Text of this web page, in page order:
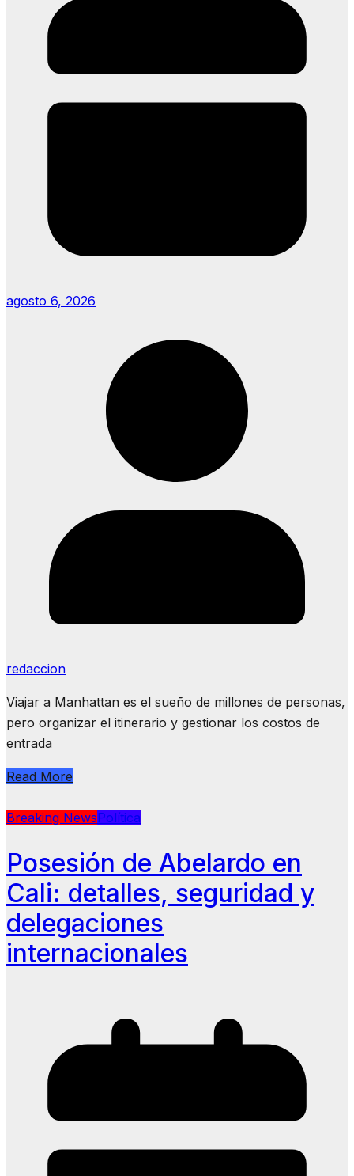
agosto 6, 2026
redaccion
Viajar a Manhattan es el sueño de millones de personas,
pero organizar el itinerario y gestionar los costos de
entrada
Read More
Breaking NewsPolítica
Posesión de Abelardo en
Cali: detalles, seguridad y
delegaciones
internacionales